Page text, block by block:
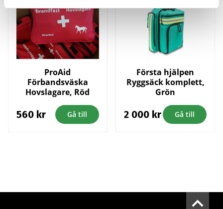
ProAid
Förbandsväska
Hovslagare, Röd
560 kr Gå till
Första hjälpen
Ryggsäck komplett,
Grön
2 000 kr Gå till